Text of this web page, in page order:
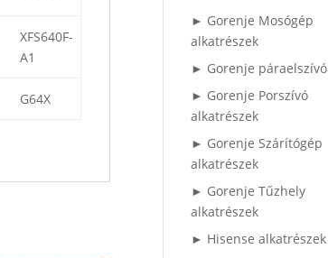
XFS640F-
A1
G64X
► Gorenje Mosógép
alkatrészek
► Gorenje páraelszívó
► Gorenje Porszívó
alkatrészek
► Gorenje Szárítógép
alkatrészek
► Gorenje Tűzhely
alkatrészek
► Hisense alkatrészek